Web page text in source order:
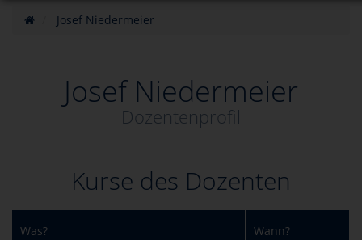
Josef Niedermeier
Josef Niedermeier
Dozentenprofil
Kurse des Dozenten
Was? Wann?